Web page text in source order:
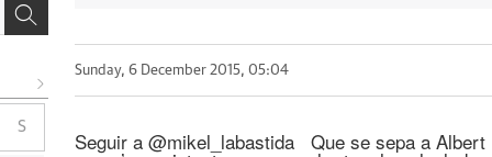
Sunday, 6 December 2015, 05:04
Seguir a @mikel_labastida Que se sepa a Albert
S